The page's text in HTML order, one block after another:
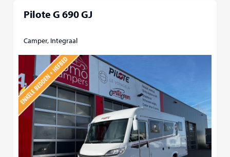
Pilote G 690 GJ
Camper, Integraal